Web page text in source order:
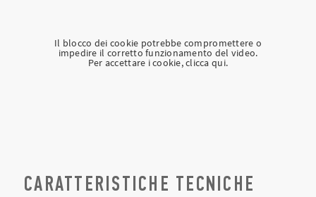
Il blocco dei cookie potrebbe compromettere o
impedire il corretto funzionamento del video.
Per accettare i cookie, clicca qui.
CARATTERISTICHE TECNICHE